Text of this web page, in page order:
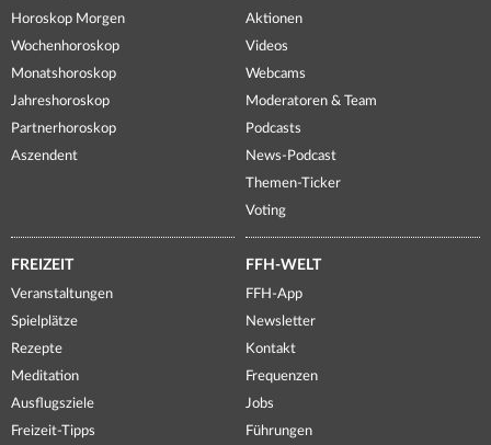
Horoskop Morgen
Wochenhoroskop
Monatshoroskop
Jahreshoroskop
Partnerhoroskop
Aszendent
Aktionen
Videos
Webcams
Moderatoren & Team
Podcasts
News-Podcast
Themen-Ticker
Voting
FREIZEIT
Veranstaltungen
Spielplätze
Rezepte
Meditation
Ausflugsziele
Freizeit-Tipps
FFH-WELT
FFH-App
Newsletter
Kontakt
Frequenzen
Jobs
Führungen